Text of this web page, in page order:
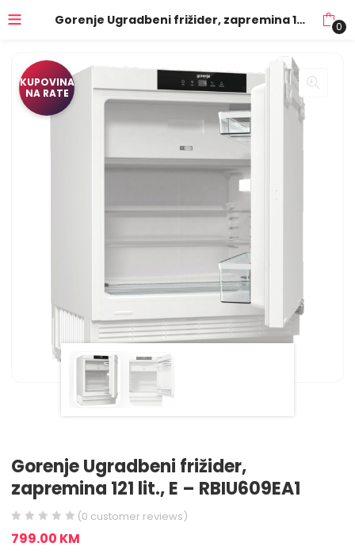
Gorenje Ugradbeni frižider, zapremina 121 lit., E – RBIU609EA1 0
KUPOVINA
NA RATE
Gorenje Ugradbeni frižider,
zapremina 121 lit., E – RBIU609EA1
(0 customer reviews)
799.00 KM